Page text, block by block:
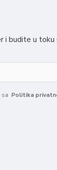
i budite u toku
sa Politika